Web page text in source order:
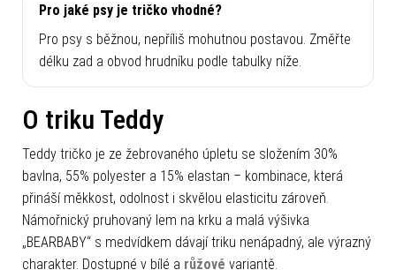
Pro jaké psy je tričko vhodné?
Pro psy s běžnou, nepříliš mohutnou postavou. Změřte
délku zad a obvod hrudníku podle tabulky níže.
O triku Teddy
Teddy tričko je ze žebrovaného úpletu se složením 30%
bavlna, 55% polyester a 15% elastan – kombinace, která
přináší měkkost, odolnost i skvělou elasticitu zároveň.
Námořnický pruhovaný lem na krku a malá výšivka
„BEARBABY“ s medvídkem dávají triku nenápadný, ale výrazný
charakter. Dostupné v bílé a růžové variantě.